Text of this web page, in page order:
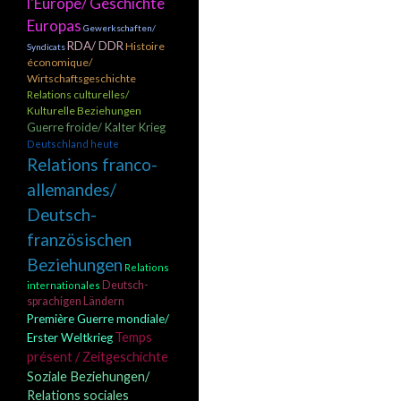
Europas Gewerkschaften/
SyndicatsRDA/ DDR Histoire
économique/
Wirtschaftsgeschichte
Relations culturelles/
Kulturelle Beziehungen
Guerre froide/ Kalter Krieg
Deutschland heute
Relations franco-
allemandes/
Deutsch-
französischen
Beziehungen Relations
internationales Deutsch-
sprachigen Ländern
Première Guerre mondiale/
Erster WeltkriegTemps
présent / Zeitgeschichte
Soziale Beziehungen/
Relations sociales